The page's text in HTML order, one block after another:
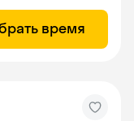
время